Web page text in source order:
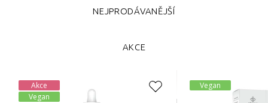
NEJPRODÁVANĚJŠÍ
AKCE
Akce
Vegan
Vegan